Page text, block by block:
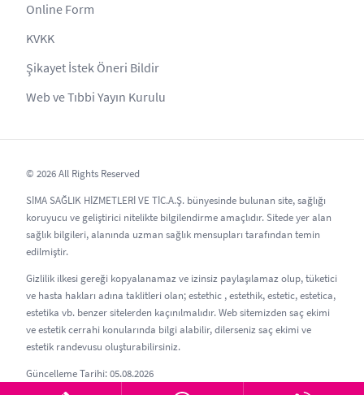
Online Form
KVKK
Şikayet İstek Öneri Bildir
Web ve Tıbbi Yayın Kurulu
© 2026 All Rights Reserved
SİMA SAĞLIK HİZMETLERİ VE TİC.A.Ş. bünyesinde bulunan site, sağlığı
koruyucu ve geliştirici nitelikte bilgilendirme amaçlıdır. Sitede yer alan
sağlık bilgileri, alanında uzman sağlık mensupları tarafından temin
edilmiştir.
Gizlilik ilkesi gereği kopyalanamaz ve izinsiz paylaşılamaz olup, tüketici
ve hasta hakları adına taklitleri olan; estethic , estethik, estetic, estetica,
estetika vb. benzer sitelerden kaçınılmalıdır. Web sitemizden saç ekimi
ve estetik cerrahi konularında bilgi alabilir, dilerseniz saç ekimi ve
estetik randevusu oluşturabilirsiniz.
Güncelleme Tarihi: 05.08.2026